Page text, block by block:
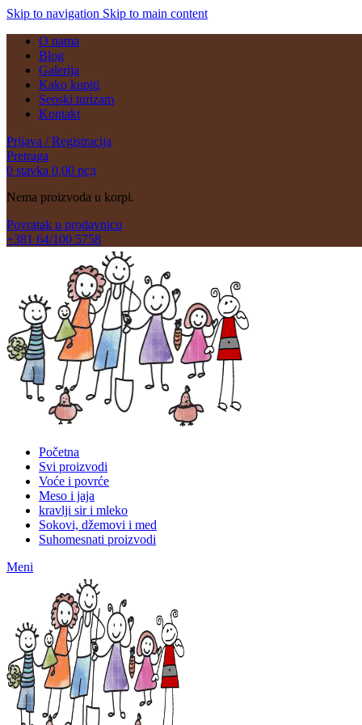
Skip to navigation Skip to main content
O nama
Blog
Galerija
Kako kupiti
Seoski turizam
Kontakt
Prijava / Registracija
Pretraga
0 stavka 0,00 рсд
Nema proizvoda u korpi.
Povratak u prodavnicu
+381 64/100 5758
Početna
Svi proizvodi
Voće i povrće
Meso i jaja
kravlji sir i mleko
Sokovi, džemovi i med
Suhomesnati proizvodi
Meni